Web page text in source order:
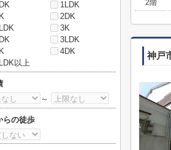
2階
神戸
1LDK
2DK
3K
3LDK
4DK
以上
～
らの徒歩